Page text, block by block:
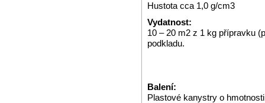
Hustota cca 1,0 g/cm3
Vydatnost:
10 – 20 m2 z 1 kg přípravku
podkladu.
Balení:
Plastové kanystry o